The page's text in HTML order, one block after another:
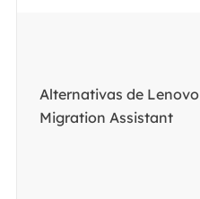
Alternativas de Lenovo
Migration Assistant